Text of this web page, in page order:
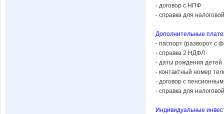
- договор с НПФ
- справка для
Дополнительные
- паспорт (разворот с
- справка 2 НДФЛ
- даты рождения детей
- контактный номер
- договор с
- справка для
Индивидуальные